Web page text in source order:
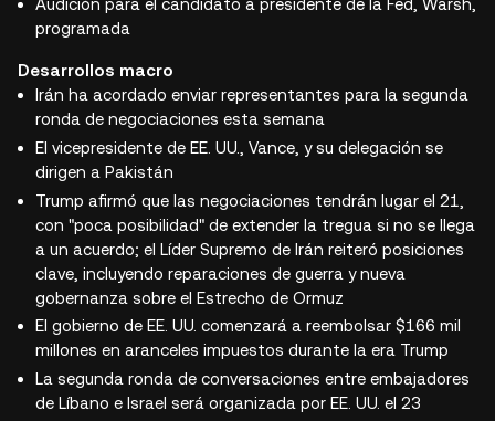
Audición para el candidato a presidente de la Fed, Warsh,
programada
Desarrollos macro
Irán ha acordado enviar representantes para la segunda
ronda de negociaciones esta semana
El vicepresidente de EE. UU., Vance, y su delegación se
dirigen a Pakistán
Trump afirmó que las negociaciones tendrán lugar el 21,
con "poca posibilidad" de extender la tregua si no se llega
a un acuerdo; el Líder Supremo de Irán reiteró posiciones
clave, incluyendo reparaciones de guerra y nueva
gobernanza sobre el Estrecho de Ormuz
El gobierno de EE. UU. comenzará a reembolsar $166 mil
millones en aranceles impuestos durante la era Trump
La segunda ronda de conversaciones entre embajadores
de Líbano e Israel será organizada por EE. UU. el 23